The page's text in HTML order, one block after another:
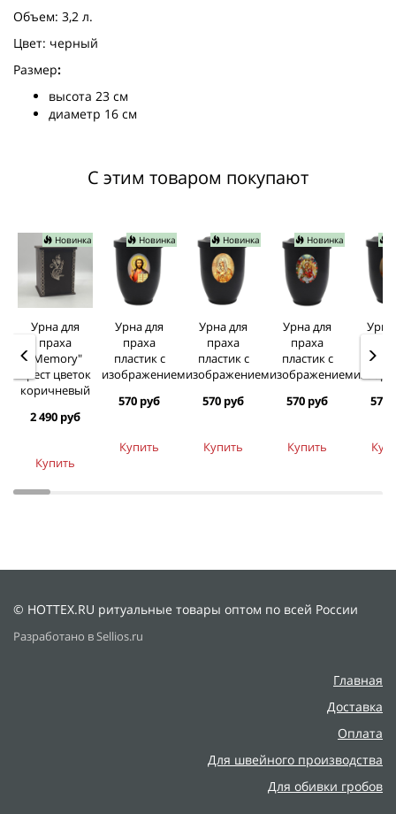
Объем: 3,2 л.
Цвет: черный
Размер:
высота 23 см
диаметр 16 см
С этим товаром покупают
Новинка
Урна для
праха
"Memory"
крест цветок
коричневый
2 490 руб
Купить
Новинка
Урна для
праха
пластик с
изображением
570 руб
Купить
Новинка
Урна для
праха
пластик с
изображением
570 руб
Купить
Новинка
Урна для
праха
пластик с
изображением
570 руб
Купить
Урна
570
© HOTTEX.RU ритуальные товары оптом по всей России
Разработано в Sellios.ru
Главная
Доставка
Оплата
Для швейного производства
Для обивки гробов